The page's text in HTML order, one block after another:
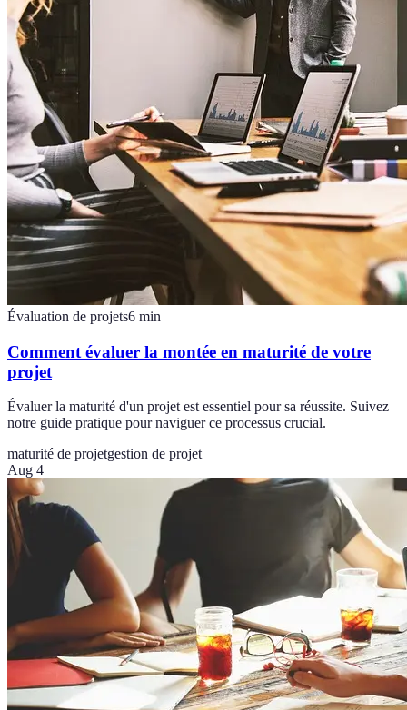
Évaluation de projets6 min
Comment évaluer la montée en maturité de votre
projet
Évaluer la maturité d'un projet est essentiel pour sa réussite. Suivez
notre guide pratique pour naviguer ce processus crucial.
maturité de projetgestion de projet
Aug 4